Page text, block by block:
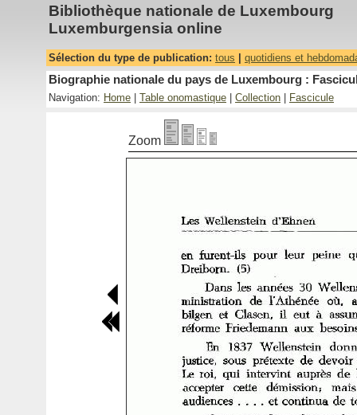
Bibliothèque nationale de Luxembourg
Luxemburgensia online
Sélection du type de publication: tous quotidiens et
Biographie nationale du pays de Luxembourg :
Navigation: Home Table onomastique Collection Fascicule
Zoom